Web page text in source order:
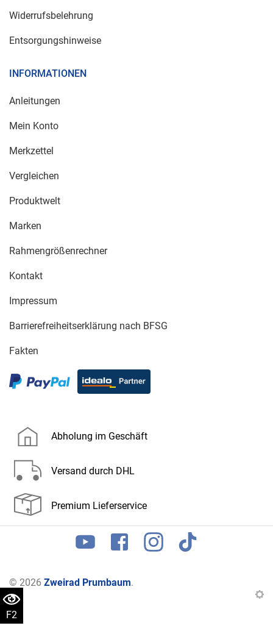
F2
Widerrufsbelehrung
Entsorgungshinweise
INFORMATIONEN
Anleitungen
Mein Konto
Merkzettel
Vergleichen
Produktwelt
Marken
Rahmengrößenrechner
Kontakt
Impressum
Barrierefreiheitserklärung nach BFSG
Fakten
Abholung im Geschäft
Versand durch DHL
Premium Lieferservice
© 2026 Zweirad Prumbaum.